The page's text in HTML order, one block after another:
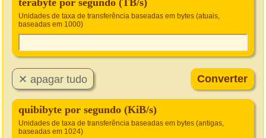
terabyte por segundo (TB/s)
Unidades de taxa de transferência baseadas em bytes (atuais,
baseadas em 1000)
quibibyte por segundo (KiB/s)
Unidades de taxa de transferência baseadas em bytes (antigas,
baseadas em 1024)